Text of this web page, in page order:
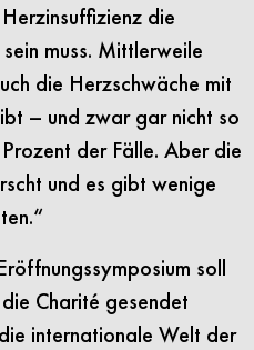
die
muss. Mittlerweile
die Herzschwäche mit
– und zwar gar nicht so
der Fälle. Aber die
und es gibt wenige
soll
Charité gesendet
internationale Welt der